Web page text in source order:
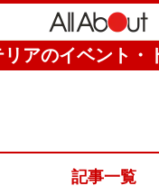
リアのイベント・
記事一覧